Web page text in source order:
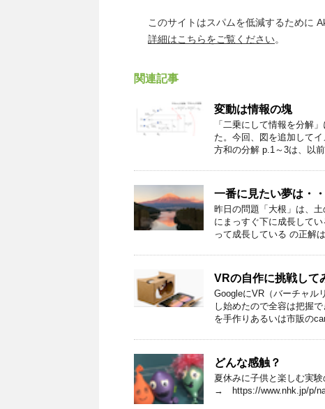
このサイトはスパムを低減するために
詳細はこちらをご覧ください。
関連記事
変動は情報の塊
「二乗にして情報を分解
た。今回、図を追加して
方和の分解 p.1～3は、以
一番に見たい夢は・・
昨日の問題「大根」は、
にまっすぐ下に成長して
って成長している の正解
VRの自作に挑戦して
GoogleにVR（バーチャル
し始めたので全容は把握
を手作りあるいは市販の
どんな感触？
夏休みに子供と楽しむ実
→ https://www.nhk.jp/p/